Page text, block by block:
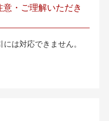
・ご理解いただき
は対応できません。